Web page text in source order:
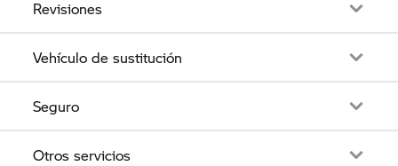
Revisiones
Vehículo de sustitución
Seguro
Otros servicios